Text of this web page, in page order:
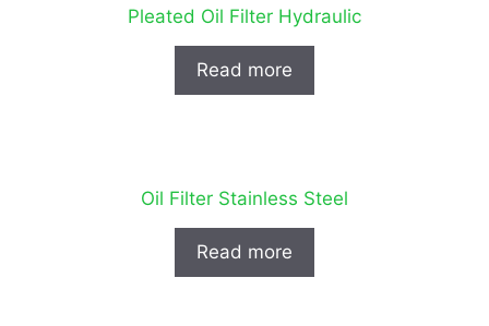
Pleated Oil Filter Hydraulic
Read more
Oil Filter Stainless Steel
Read more